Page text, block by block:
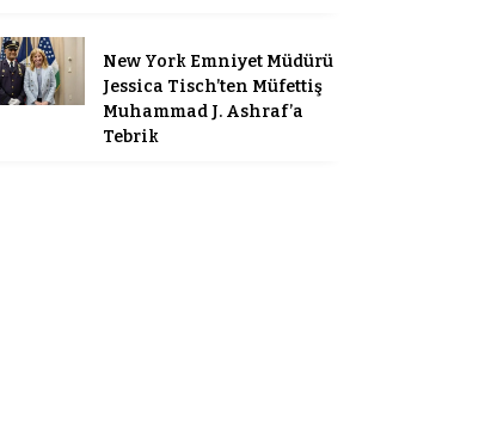
New York Emniyet Müdürü
Jessica Tisch’ten Müfettiş
Muhammad J. Ashraf’a
Tebrik